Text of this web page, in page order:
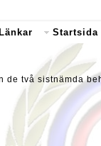
Länkar Startsida
de två sistnämda